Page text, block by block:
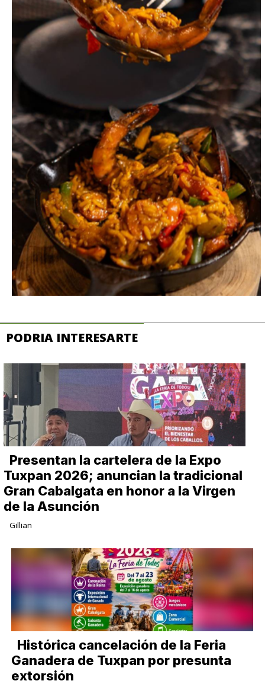
PODRIA INTERESARTE
Presentan la cartelera de la Expo
Tuxpan 2026; anuncian la tradicional
Gran Cabalgata en honor a la Virgen
de la Asunción
Gillian
Histórica cancelación de la Feria
Ganadera de Tuxpan por presunta
extorsión